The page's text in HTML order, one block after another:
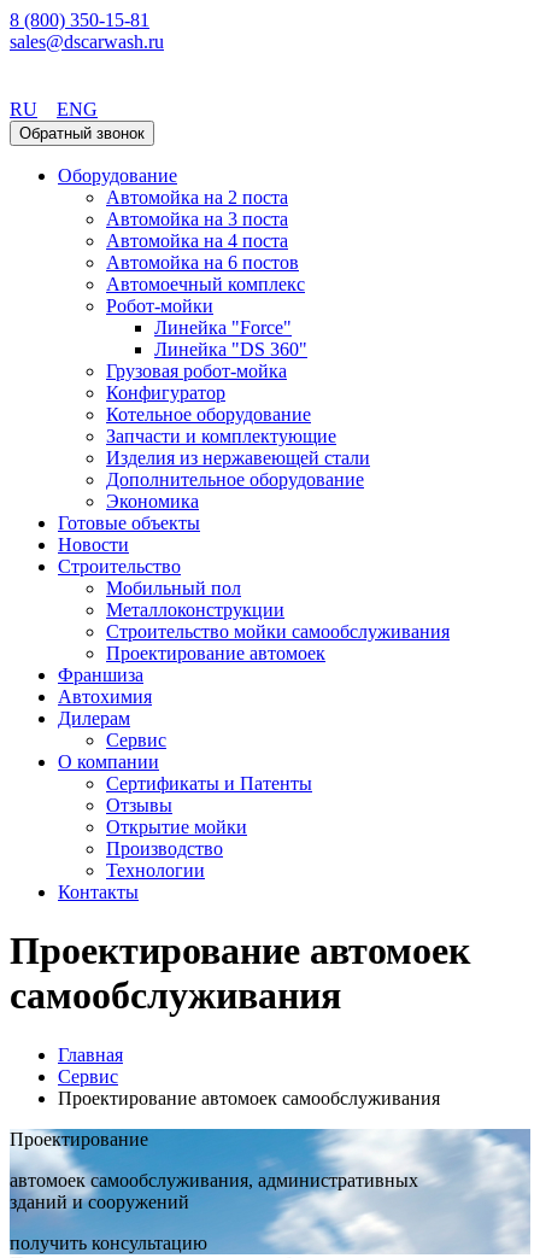
8 (800) 350-15-81
sales@dscarwash.ru
RU
ENG
Обратный звонок
Оборудование
Автомойка на 2 поста
Автомойка на 3 поста
Автомойка на 4 поста
Автомойка на 6 постов
Автомоечный комплекс
Робот-мойки
Линейка "Force"
Линейка "DS 360"
Грузовая робот-мойка
Конфигуратор
Котельное оборудование
Запчасти и комплектующие
Изделия из нержавеющей стали
Дополнительное оборудование
Экономика
Готовые объекты
Новости
Строительство
Мобильный пол
Металлоконструкции
Строительство мойки самообслуживания
Проектирование автомоек
Франшиза
Автохимия
Дилерам
Сервис
О компании
Сертификаты и Патенты
Отзывы
Открытие мойки
Производство
Технологии
Контакты
Проектирование автомоек
самообслуживания
Главная
Сервис
Проектирование автомоек самообслуживания
Проектирование
автомоек самообслуживания, административных
зданий и сооружений
получить консультацию